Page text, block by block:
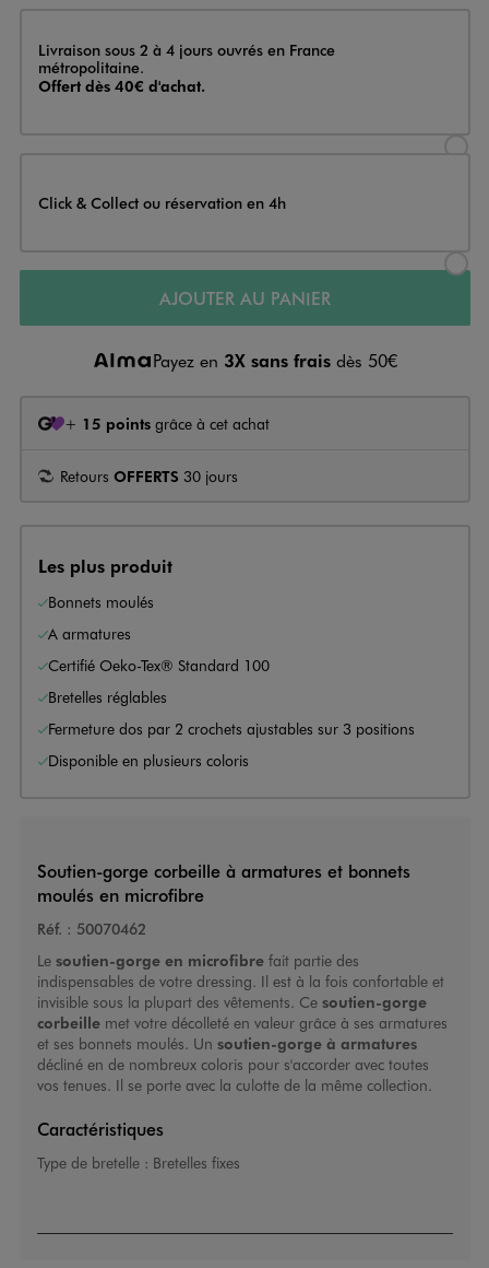
Livraison
Livraison sous 2 à 4 jours ouvrés en France
métropolitaine.
Offert dès 40€ d'achat.
Click & Collect ou réservation en 4h
AJOUTER AU PANIER
Payez en 3X sans frais dès 50€
+ 15 points grâce à cet achat
Retours OFFERTS 30 jours
Les plus produit
Bonnets moulés
A armatures
Certifié Oeko-Tex® Standard 100
Bretelles réglables
Fermeture dos par 2 crochets ajustables sur 3 positions
Disponible en plusieurs coloris
Soutien-gorge corbeille à armatures et bonnets
moulés en microfibre
Réf. : 50070462
Le soutien-gorge en microfibrefait partie des
indispensables de votre dressing. Il est à la fois confortable et
invisible sous la plupart des vêtements. Ce soutien-gorge
corbeillemet votre décolleté en valeur grâce à ses armatures
et ses bonnets moulés. Un soutien-gorge à armatures
décliné en de nombreux coloris pour s'accorder avec toutes
vos tenues. Il se porte avec la culotte de la même collection.
Caractéristiques
Type de bretelle : Bretelles fixes